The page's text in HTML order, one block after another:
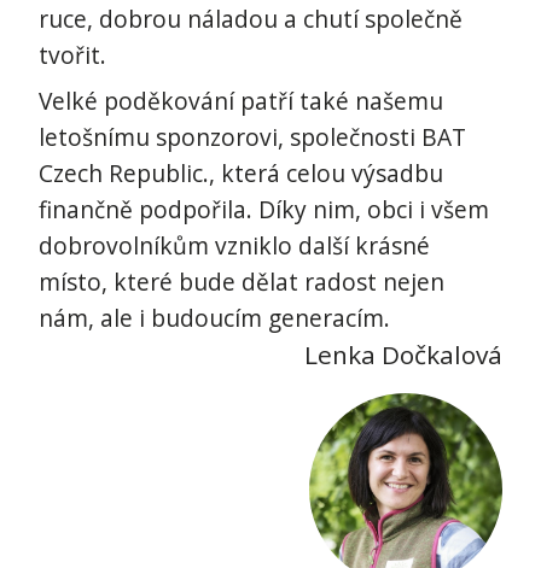
ruce, dobrou náladou a chutí společně
tvořit.
Velké poděkování patří také našemu
letošnímu sponzorovi, společnosti BAT
Czech Republic., která celou výsadbu
finančně podpořila. Díky nim, obci i všem
dobrovolníkům vzniklo další krásné
místo, které bude dělat radost nejen
nám, ale i budoucím generacím.
Lenka Dočkalová